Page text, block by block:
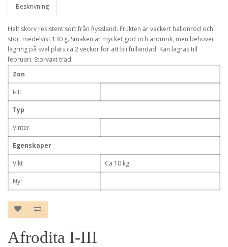
Beskrivning
Helt skorv resistent sort från Ryssland. Frukten är vackert hallonröd och
stor, medelvikt 130 g. Smaken är mycket god och aromrik, men behöver
lagring på sval plats ca 2 veckor för att bli fulländad. Kan lagras till
februari. Storväxt träd.
Zon
I-III
Typ
Vinter
Egenskaper
Vikt Ca 10 kg
Ny!
Afrodita I-III